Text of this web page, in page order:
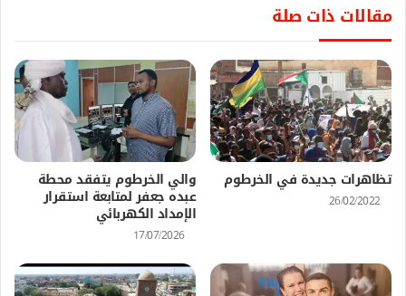
مقالات ذات صلة
تظاهرات جديدة في الخرطوم
26/02/2022
والي الخرطوم يتفقد محطة
عبده جعفر لمتابعة استقرار
الإمداد الكهربائي
17/07/2026